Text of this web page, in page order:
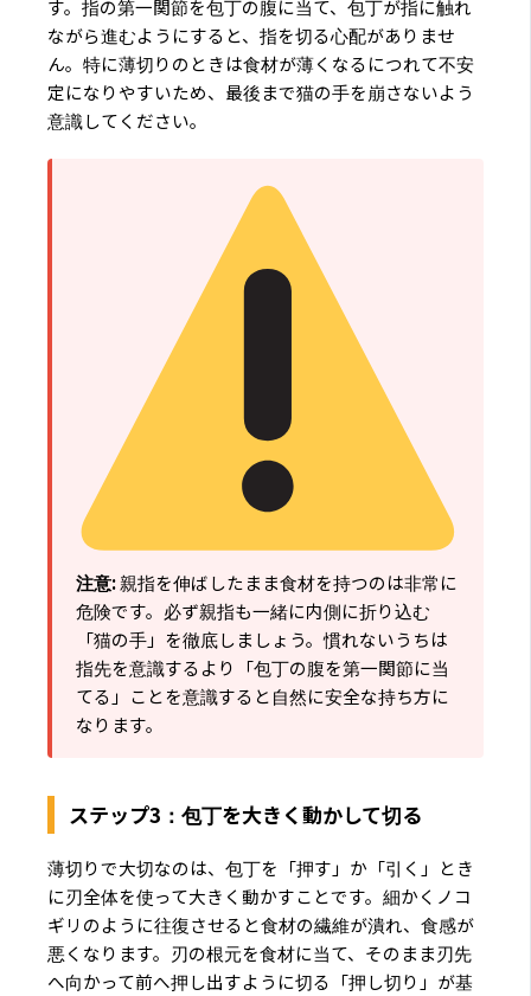
す。指の第一関節を包丁の腹に当て、包丁が指に触れ
ながら進むようにすると、指を切る心配がありませ
ん。特に薄切りのときは食材が薄くなるにつれて不安
定になりやすいため、最後まで猫の手を崩さないよう
意識してください。
注意:親指を伸ばしたまま食材を持つのは非常に
危険です。必ず親指も一緒に内側に折り込む
「猫の手」を徹底しましょう。慣れないうちは
指先を意識するより「包丁の腹を第一関節に当
てる」ことを意識すると自然に安全な持ち方に
なります。
ステップ3：包丁を大きく動かして切る
薄切りで大切なのは、包丁を「押す」か「引く」とき
に刃全体を使って大きく動かすことです。細かくノコ
ギリのように往復させると食材の繊維が潰れ、食感が
悪くなります。刃の根元を食材に当て、そのまま刃先
へ向かって前へ押し出すように切る「押し切り」が基